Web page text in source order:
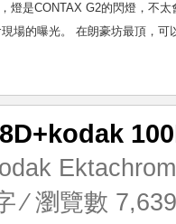
燈是CONTAX G2的閃燈，不
場的曝光。 在朗豪坊最頂，
⁄ 瀏覽數